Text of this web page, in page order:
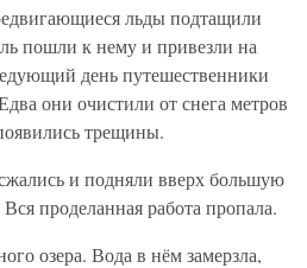
льды подтащили
пошли к нему и привезли на
день путешественники
они очистили от снега метров
трещины.
и подняли вверх большую
проделанная работа пропала.
озера. Вода в нём замерзла,